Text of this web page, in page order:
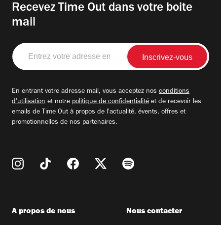
Recevez Time Out dans votre boite
mail
Entrez
votre
adresse
En entrant votre adresse mail, vous acceptez nos conditions
d'utilisation et notre politique de confidentialité et de recevoir les
emails de Time Out à propos de l'actualité, évents, offres et
promotionnelles de nos partenaires.
A propos de nous Nous contacter